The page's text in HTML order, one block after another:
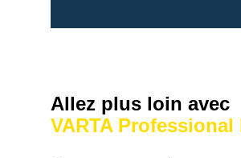
Allez plus loin avec
VARTA Professional